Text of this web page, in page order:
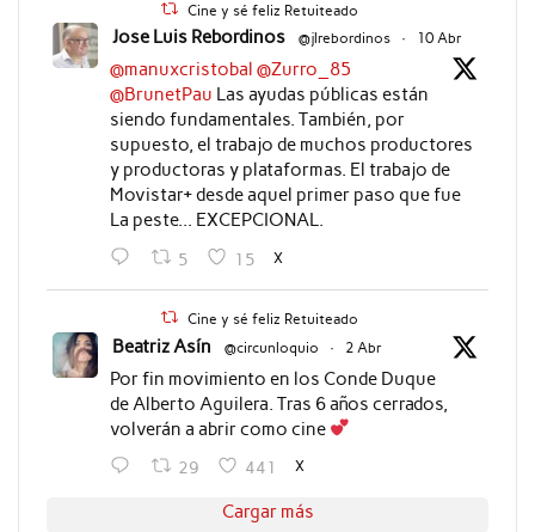
Cine y sé feliz Retuiteado
Jose Luis Rebordinos @jlrebordinos · 10 Abr
@manuxcristobal @Zurro_85
@BrunetPau Las ayudas públicas están
siendo fundamentales. También, por
supuesto, el trabajo de muchos productores
y productoras y plataformas. El trabajo de
Movistar+ desde aquel primer paso que fue
La peste... EXCEPCIONAL.
5 15 X
Cine y sé feliz Retuiteado
Beatriz Asín @circunloquio · 2 Abr
Por fin movimiento en los Conde Duque
de Alberto Aguilera. Tras 6 años cerrados,
volverán a abrir como cine
29 441 X
Cargar más